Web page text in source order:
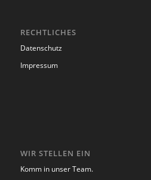
RECHTLICHES
Datenschutz
Impressum
WIR STELLEN EIN
Komm in unser Team.